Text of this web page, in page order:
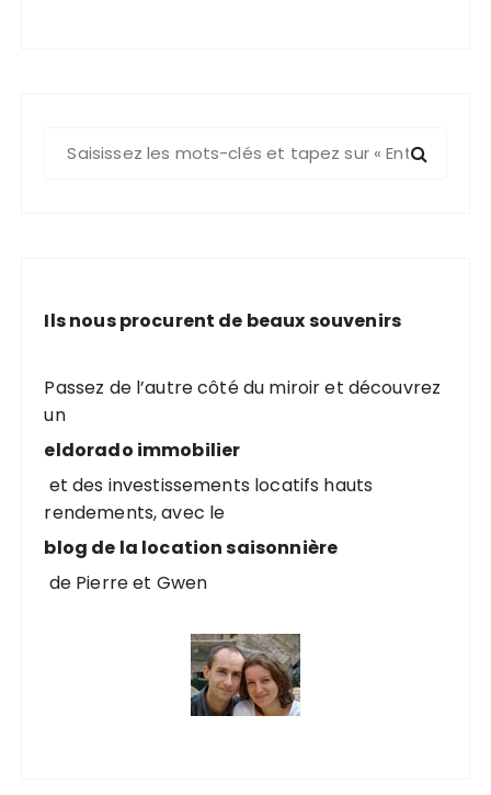
h
p
o
u
:
Ils nous procurent de beaux souvenirs
Passez de l’autre côté du miroir et découvrez
un
eldorado immobilier
et des investissements locatifs hauts
rendements, avec le
blog de la location saisonnière
de Pierre et Gwen